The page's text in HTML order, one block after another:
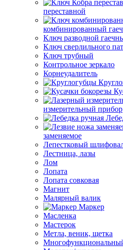
переставной
комбинированный
Ключ разводной
Ключ сверлильного
Ключ трубный
Контрольное зеркало
Корнеудалитель
измерительный прибор
заменяемое
Лепестковый
Лестница, лазы
Лом
Лопата
Лопата совковая
Магнит
Малярный валик
Маркер
Масленка
Мастерок
Метла, веник, щетка